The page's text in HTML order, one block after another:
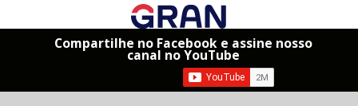
Compartilhe no Facebook e assine nosso
canal no YouTube